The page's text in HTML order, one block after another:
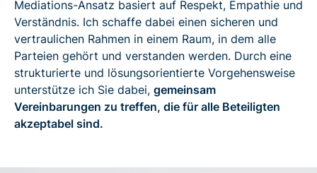
Mediations-Ansatz basiert auf Respekt, Empathie und
Verständnis. Ich schaffe dabei einen sicheren und
vertraulichen Rahmen in einem Raum, in dem alle
Parteien gehört und verstanden werden. Durch eine
strukturierte und lösungsorientierte Vorgehensweise
unterstütze ich Sie dabei, gemeinsam
Vereinbarungen zu treffen, die für alle Beteiligten
akzeptabel sind.